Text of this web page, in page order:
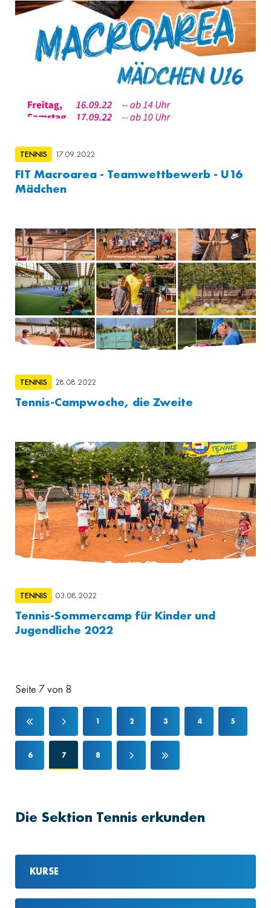
TENNIS 17.09.2022
FIT Macroarea - Teamwettbewerb - U16
Mädchen
TENNIS 28.08.2022
Tennis-Campwoche, die Zweite
TENNIS 03.08.2022
Tennis-Sommercamp für Kinder und
Jugendliche 2022
Seite 7 von 8
1 2 3 4 5
6 7 8
Die Sektion Tennis erkunden
KURSE